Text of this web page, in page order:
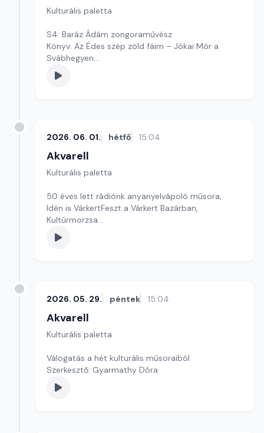
Kulturális paletta
S4: Baráz Ádám zongoraművész
Könyv: Az Édes szép zöld fáim – Jókai Mór a
Svábhegyen
Kultúrmorzsák
2026. 06. 01. hétfő 15:04
Akvarell
Kulturális paletta
50 éves lett rádiónk anyanyelvápoló műsora,
Idén is VárkertFeszt a Várkert Bazárban,
Kultúrmorzsa
szerkesztő: Szentimrei Kristóf
2026. 05. 29. péntek 15:04
Akvarell
Kulturális paletta
Válogatás a hét kulturális műsoraiból
Szerkesztő: Gyarmathy Dóra